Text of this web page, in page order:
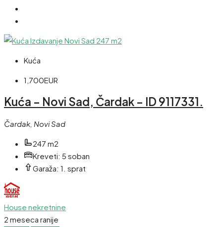
Kuća
1,700EUR
Kuća – Novi Sad, Čardak – ID 9117331.
Čardak, Novi Sad
247 m2
Kreveti: 5 soban
Garaža: 1. sprat
House nekretnine
2 meseca ranije